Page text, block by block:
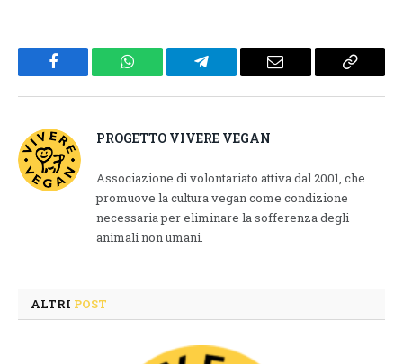
Facebook WhatsApp Telegram Email
Copy
PROGETTO VIVERE VEGAN
Associazione di volontariato attiva dal 2001, che
promuove la cultura vegan come condizione
necessaria per eliminare la sofferenza degli
animali non umani.
ALTRI POST